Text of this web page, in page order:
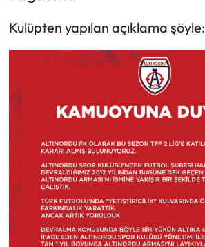
Kulüpten yapılan açıklama şöyle: